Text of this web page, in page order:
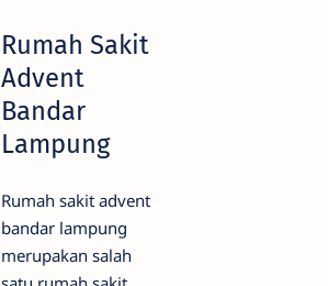
Rumah Sakit
Advent
Bandar
Lampung
Rumah sakit advent
bandar lampung
merupakan salah